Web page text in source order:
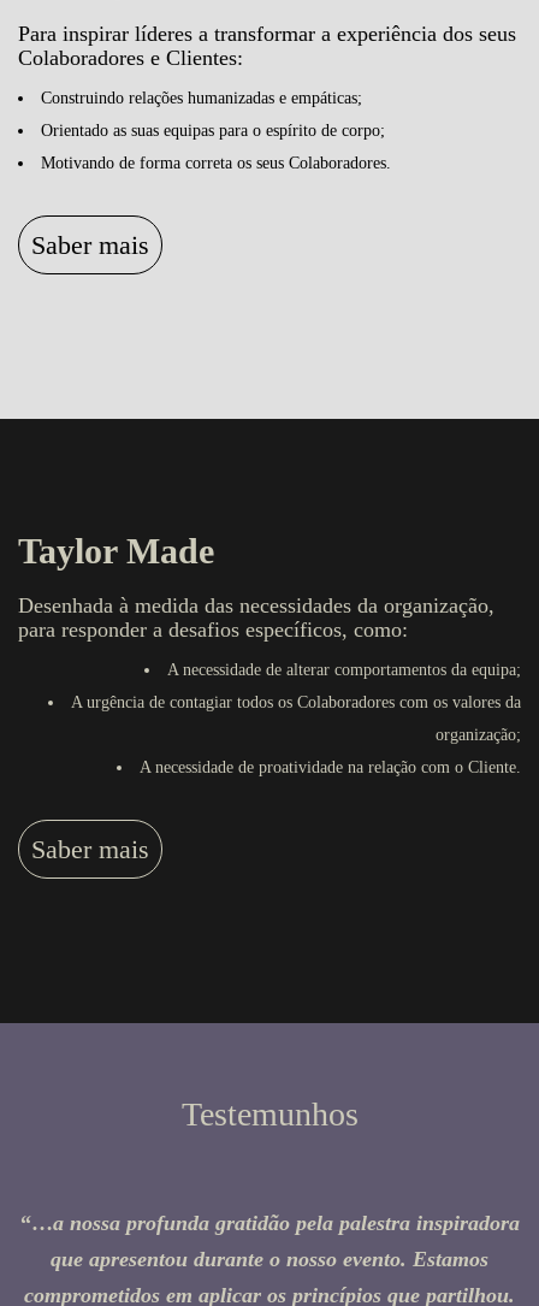
Para inspirar líderes a transformar a experiência dos seus
Colaboradores e Clientes:
Construindo relações humanizadas e empáticas;
Orientado as suas equipas para o espírito de corpo;
Motivando de forma correta os seus Colaboradores.
Saber mais
Taylor Made
Desenhada à medida das necessidades da organização,
para responder a desafios específicos, como:
A necessidade de alterar comportamentos da equipa;
A urgência de contagiar todos os Colaboradores com os valores da
organização;
A necessidade de proatividade na relação com o Cliente.
Saber mais
Testemunhos
“…a nossa profunda gratidão pela palestra inspiradora
que apresentou durante o nosso evento. Estamos
comprometidos em aplicar os princípios que partilhou.